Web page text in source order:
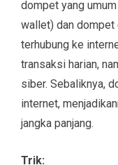
dompet yang
wallet) dan dompet
terhubung ke
transaksi harian,
siber. Sebaliknya,
internet,
jangka panjang.
Trik: